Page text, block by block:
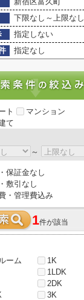
下限なし～上限なし
指定しない
指定なし
ト
マンション
て
～
保証金なし
敷引なし
・管理費込み
1件が該当
ーム
1K
1LDK
2DK
3K